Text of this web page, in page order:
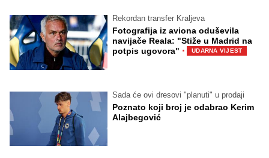
Rekordan transfer Kraljeva
Fotografija iz aviona oduševila
navijače Reala: "Stiže u Madrid na
potpis ugovora" · UDARNA VIJEST
Sada će ovi dresovi "planuti" u prodaji
Poznato koji broj je odabrao Kerim
Alajbegović